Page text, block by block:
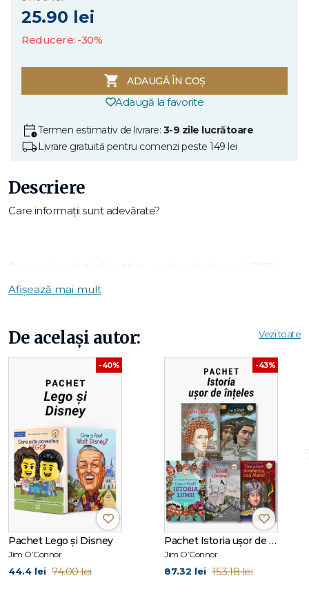
25.90 lei
Reducere: -30%
ADAUGĂ ÎN COȘ
Adaugă la favorite
Termen estimativ de livrare: 3-9 zile lucrătoare
Livrare gratuită pentru comenzi peste 149 lei
Descriere
Care informații sunt adevărate?
Compania a fost înființată de un tâmplar danez în 1932
Toate cele de mai sus!
Află mai multe din această carte frumos ilustrată!
Afișează mai mult
De același autor: Vezi toate
-40%
Pachet Lego și Disney
Jim O’Connor
44.4 lei 74.00 lei
-43%
Pachet Istoria ușor de înțeles
Jim O’Connor
87.32 lei 153.18 lei